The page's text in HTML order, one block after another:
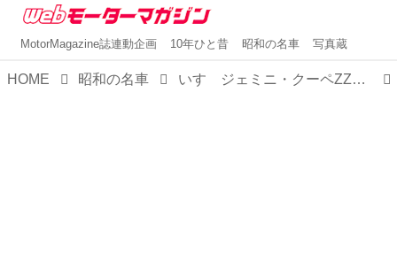
MotorMagazine誌連動企画 10年ひと昔 昭和の名車 写真蔵
HOME 昭和の名車 いすゞジェミニ・クーペZZ（昭和54／1979年11月発売・PF60型）【昭和の名車・完全版ダイジェスト108】